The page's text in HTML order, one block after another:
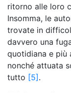
ritorno alle loro
Insomma, le
trovate in
davvero una
quotidiana e più
nonché attuata
tutto [5].